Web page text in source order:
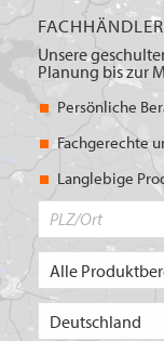
Unsere
Planung bis zur
Persönliche
Fachgerechte
Langlebige